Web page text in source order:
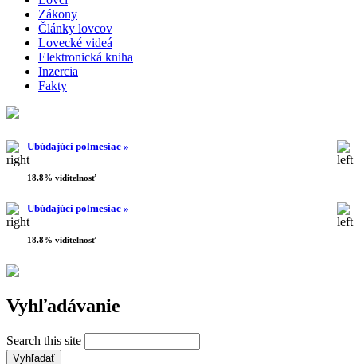
Zákony
Články lovcov
Lovecké videá
Elektronická kniha
Inzercia
Fakty
Ubúdajúci polmesiac »
18.8% viditelnosť
Ubúdajúci polmesiac »
18.8% viditelnosť
Vyhľadávanie
Search this site